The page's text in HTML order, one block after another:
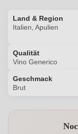
Land & Region
Italien, Apulien
Qualität
Vino Generico
Geschmack
Brut
Alkoholgehalt in %